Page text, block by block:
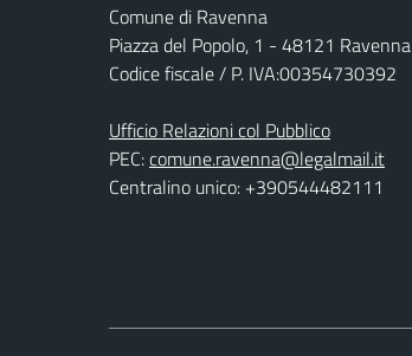
Comune di Ravenna
Piazza del Popolo, 1 - 48121 Ravenna
Codice fiscale / P. IVA:00354730392
Ufficio Relazioni col Pubblico
PEC:comune.ravenna@legalmail.it
Centralino unico: +390544482111